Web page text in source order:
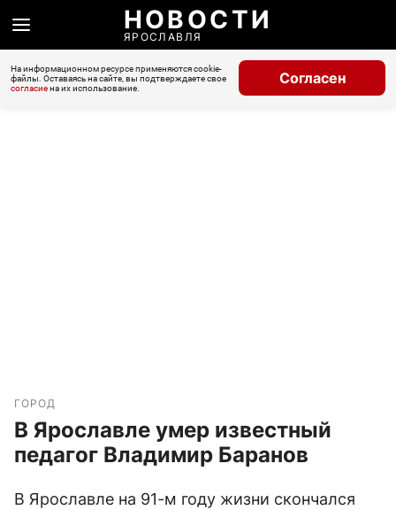
НОВОСТИ
ЯРОСЛАВЛЯ
На информационном ресурсе применяются cookie-
файлы. Оставаясь на сайте, вы подтверждаете свое
согласиена их использование.
Согласен
ГОРОД
В Ярославле умер известный
педагог Владимир Баранов
В Ярославле на 91-м году жизни скончался